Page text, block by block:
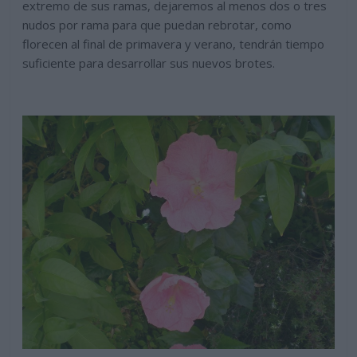
extremo de sus ramas, dejaremos al menos dos o tres
nudos por rama para que puedan rebrotar, como
florecen al final de primavera y verano, tendrán tiempo
suficiente para desarrollar sus nuevos brotes.